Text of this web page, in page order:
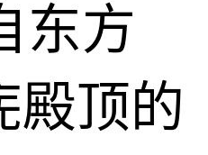
东方
殿顶的